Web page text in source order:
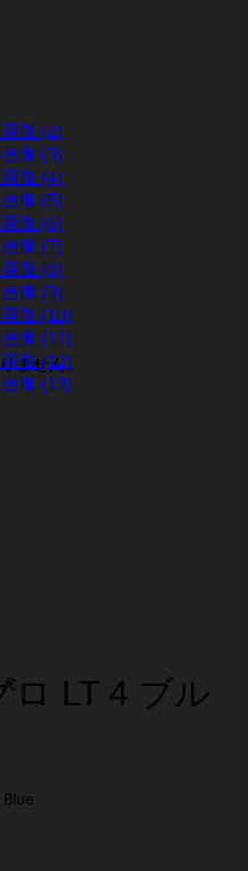
ません。
。
LT 4 ブル
Blue